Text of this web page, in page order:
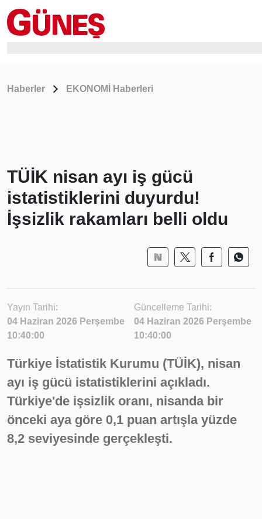
Haberler EKONOMİ Haberleri
TÜİK nisan ayı iş gücü
istatistiklerini duyurdu!
İşsizlik rakamları belli oldu
Yayın Tarihi:
04 Haziran 2026 Perşembe
10:40:00
Güncelleme Tarihi:
04 Haziran 2026 Perşembe
10:40:00
Türkiye İstatistik Kurumu (TÜİK), nisan
ayı iş gücü istatistiklerini açıkladı.
Türkiye'de işsizlik oranı, nisanda bir
önceki aya göre 0,1 puan artışla yüzde
8,2 seviyesinde gerçekleşti.